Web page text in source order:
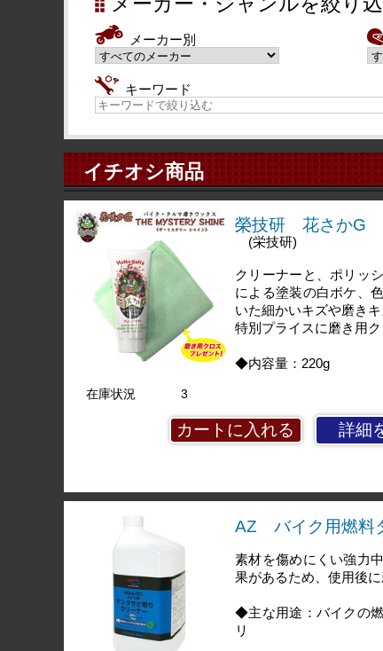
メーカー別
キーワード
イチオシ商品
榮技研 花さかG
(栄技研)
クリーナーと、ポリッ
による塗装の白ボケ、
いた細かいキズや磨き
特別プライスに磨き用
◆内容量：220g
在庫状況 3
詳細
AZ バイク用燃料
素材を傷めにくい強力
果があるため、使用後
◆主な用途：バイクの
リ